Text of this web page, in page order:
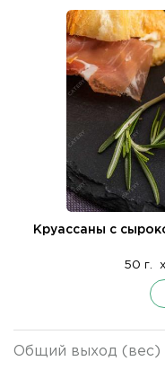
Круассаны с
50 г. x
Общий выход (вес)